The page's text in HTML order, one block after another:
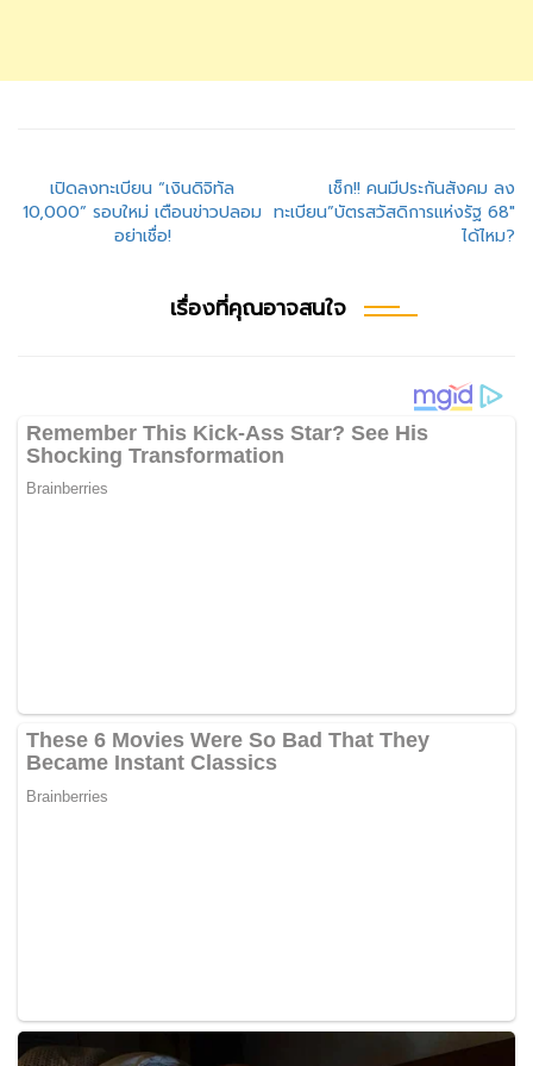
แนะแนว
เรื่อง
เปิดลงทะเบียน “เงินดิจิทัล
10,000” รอบใหม่ เตือนข่าวปลอม
อย่าเชื่อ!
เช็ก!! คนมีประกันสังคม ลง
ทะเบียน”บัตรสวัสดิการแห่งรัฐ 68″
ได้ไหม?
เรื่องที่คุณอาจสนใจ